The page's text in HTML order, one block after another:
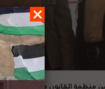
منظمة القانون من أجل